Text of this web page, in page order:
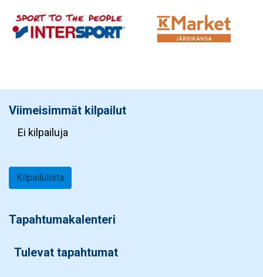
Viimeisimmät kilpailut
Ei kilpailuja
Kilpailulista
Tapahtumakalenteri
Tulevat tapahtumat